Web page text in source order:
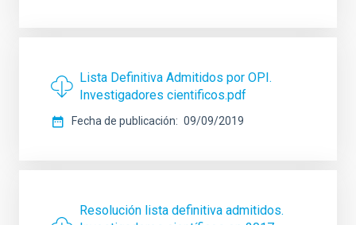
Lista Definitiva Admitidos por OPI.
Investigadores cientificos.pdf
Fecha de publicación 09/09/2019
Resolución lista definitiva admitidos.